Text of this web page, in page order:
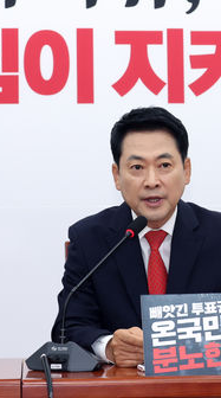
색에 '충격·당황'
순간 '40도'
요임무종사 혐의
마감
마감
충돌 흔적 포착
끝 과달라하라 격파
잠시 꺾인다"
의가 최대 위협"
통제권' 수용할까
전력 위해 불가피"